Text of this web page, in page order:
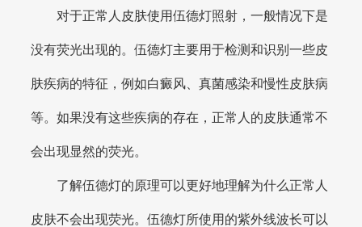
对于正常人皮肤使用伍德灯照射，一般情况下是
没有荧光出现的。伍德灯主要用于检测和识别一些皮
肤疾病的特征，例如白癜风、真菌感染和慢性皮肤病
等。如果没有这些疾病的存在，正常人的皮肤通常不
会出现显然的荧光。
了解伍德灯的原理可以更好地理解为什么正常人
皮肤不会出现荧光。伍德灯所使用的紫外线波长可以